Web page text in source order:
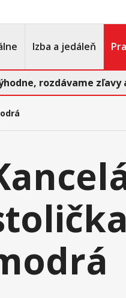
Izba a jedáleň
rozdávame zľavy